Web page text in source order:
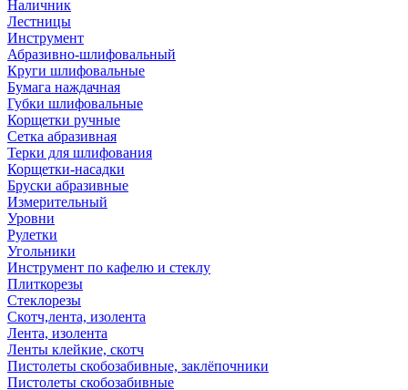
Наличник
Лестницы
Инструмент
Абразивно-шлифовальный
Круги шлифовальные
Бумага наждачная
Губки шлифовальные
Корщетки ручные
Сетка абразивная
Терки для шлифования
Корщетки-насадки
Бруски абразивные
Измерительный
Уровни
Рулетки
Угольники
Инструмент по кафелю и стеклу
Плиткорезы
Стеклорезы
Скотч,лента, изолента
Лента, изолента
Ленты клейкие, скотч
Пистолеты скобозабивные, заклёпочники
Пистолеты скобозабивные